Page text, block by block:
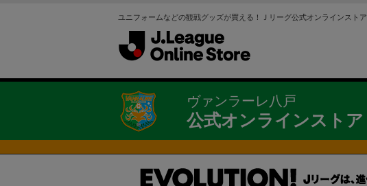
ユニフォームなどの観戦グッズが買える！Ｊリーグ公式オンラインストア
ヴァンラーレ八戸
公式オンラインストア